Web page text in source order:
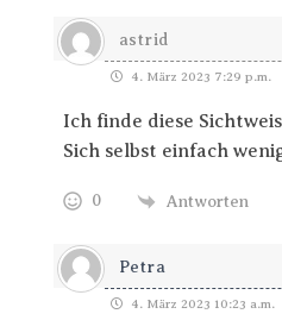
astrid
4. März 2023 7:29 p.m.
Ich finde diese
Sich selbst einfach
0 Antworten
Petra
4. März 2023 10:23 a.m.